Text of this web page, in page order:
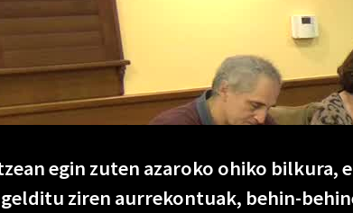
egin zuten azaroko ohiko bilkura,
ziren aurrekontuak, behin-